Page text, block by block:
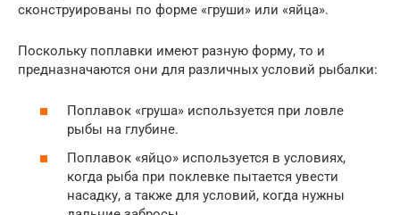
сконструированы по форме «груши» или «яйца».
Поскольку поплавки имеют разную форму, то и
предназначаются они для различных условий рыбалки:
Поплавок «груша» используется при ловле
рыбы на глубине.
Поплавок «яйцо» используется в условиях,
когда рыба при поклевке пытается увести
насадку, а также для условий, когда нужны